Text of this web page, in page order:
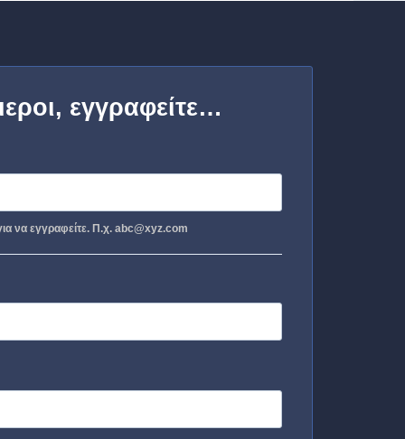
εγγραφείτε…
να εγγραφείτε. Π.χ. abc@xyz.com